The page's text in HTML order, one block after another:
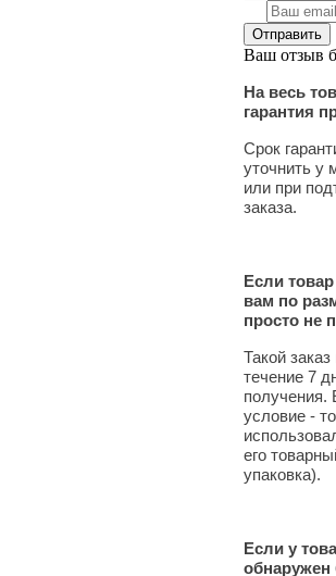
Ваш отзыв
На весь
гарантия
Срок
уточнить у
или при
заказа.
Если
вам по
просто не
Такой
течение 7
получения.
условие -
его
упаковка).
Если у
обнаружен